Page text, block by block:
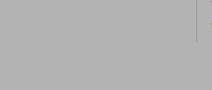
imprescindible para